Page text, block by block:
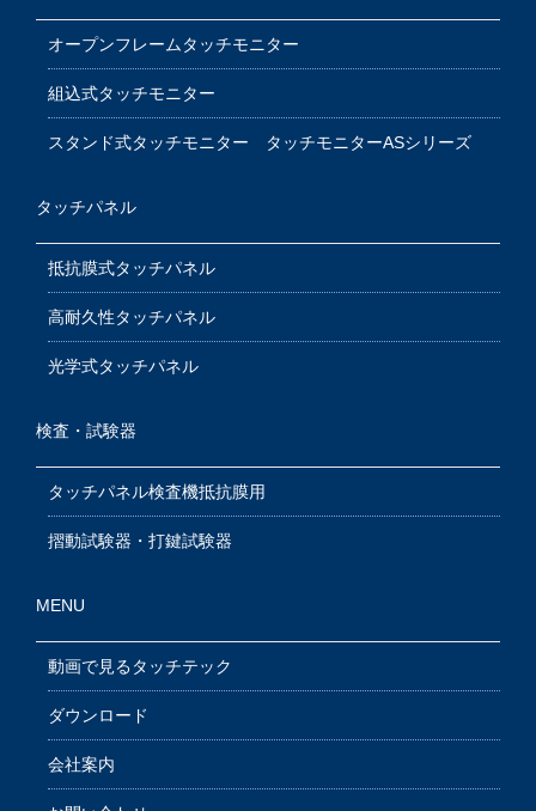
オープンフレームタッチモニター
組込式タッチモニター
スタンド式タッチモニター タッチモニターASシリーズ
タッチパネル
抵抗膜式タッチパネル
高耐久性タッチパネル
光学式タッチパネル
検査・試験器
タッチパネル検査機抵抗膜用
摺動試験器・打鍵試験器
MENU
動画で見るタッチテック
ダウンロード
会社案内